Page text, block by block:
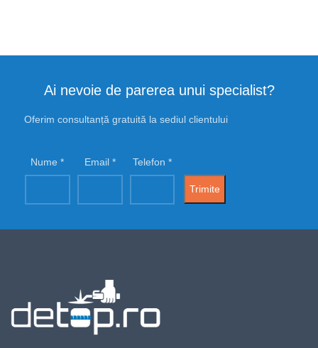
Ai nevoie de parerea unui specialist?
Oferim consultanță gratuită la sediul clientului
Nume Email Telefon